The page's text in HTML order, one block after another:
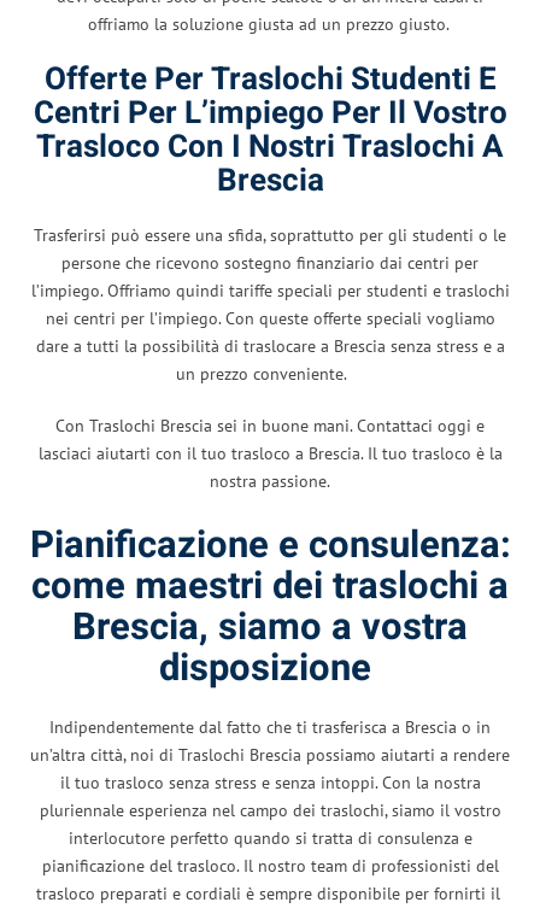
offriamo la soluzione giusta ad un prezzo giusto.
Offerte Per Traslochi Studenti E
Centri Per L’impiego Per Il Vostro
Trasloco Con I Nostri Traslochi A
Brescia
Trasferirsi può essere una sfida, soprattutto per gli studenti o le
persone che ricevono sostegno finanziario dai centri per
l’impiego. Offriamo quindi tariffe speciali per studenti e traslochi
nei centri per l’impiego. Con queste offerte speciali vogliamo
dare a tutti la possibilità di traslocare a Brescia senza stress e a
un prezzo conveniente.
Con Traslochi Brescia sei in buone mani. Contattaci oggi e
lasciaci aiutarti con il tuo trasloco a Brescia. Il tuo trasloco è la
nostra passione.
Pianificazione e consulenza:
come maestri dei traslochi a
Brescia, siamo a vostra
disposizione
Indipendentemente dal fatto che ti trasferisca a Brescia o in
un’altra città, noi di Traslochi Brescia possiamo aiutarti a rendere
il tuo trasloco senza stress e senza intoppi. Con la nostra
pluriennale esperienza nel campo dei traslochi, siamo il vostro
interlocutore perfetto quando si tratta di consulenza e
pianificazione del trasloco. Il nostro team di professionisti del
trasloco preparati e cordiali è sempre disponibile per fornirti il ​​